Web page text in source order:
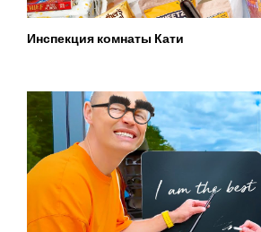
Инспекция комнаты Кати